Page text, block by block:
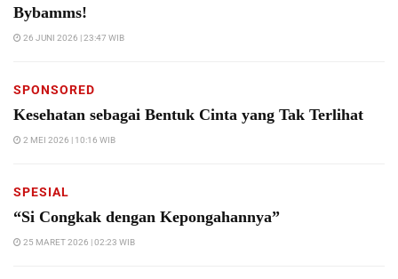
Bybamms!
26 JUNI 2026 | 23:47 WIB
SPONSORED
Kesehatan sebagai Bentuk Cinta yang Tak Terlihat
2 MEI 2026 | 10:16 WIB
SPESIAL
“Si Congkak dengan Kepongahannya”
25 MARET 2026 | 02:23 WIB